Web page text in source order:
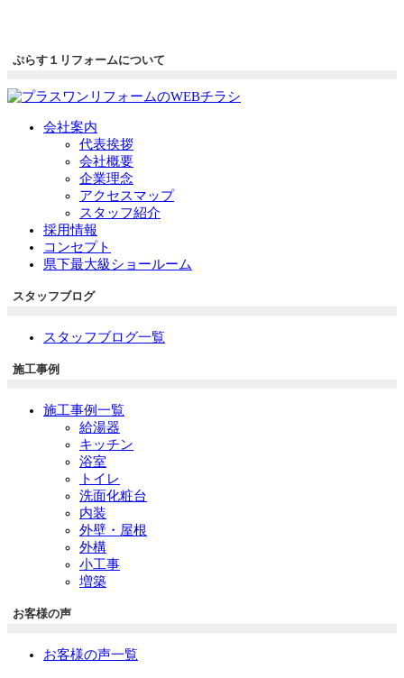
ぷらす１リフォームについて
会社案内
代表挨拶
会社概要
企業理念
アクセスマップ
スタッフ紹介
採用情報
コンセプト
県下最大級ショールーム
スタッフブログ
スタッフブログ一覧
施工事例
施工事例一覧
給湯器
キッチン
浴室
トイレ
洗面化粧台
内装
外壁・屋根
外構
小工事
増築
お客様の声
お客様の声一覧